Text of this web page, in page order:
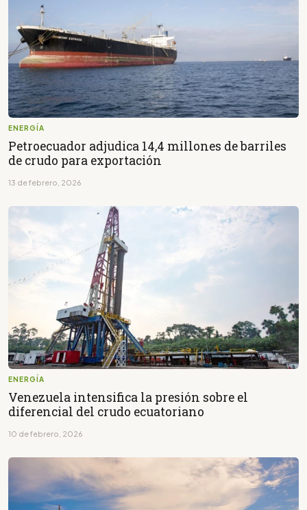
ENERGÍA
Petroecuador adjudica 14,4 millones de barriles
de crudo para exportación
13 de febrero, 2026
ENERGÍA
Venezuela intensifica la presión sobre el
diferencial del crudo ecuatoriano
10 de febrero, 2026